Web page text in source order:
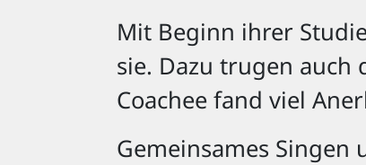
Mit Beginn ihrer
sie. Dazu trugen auch
Coachee fand viel
Gemeinsames Singen